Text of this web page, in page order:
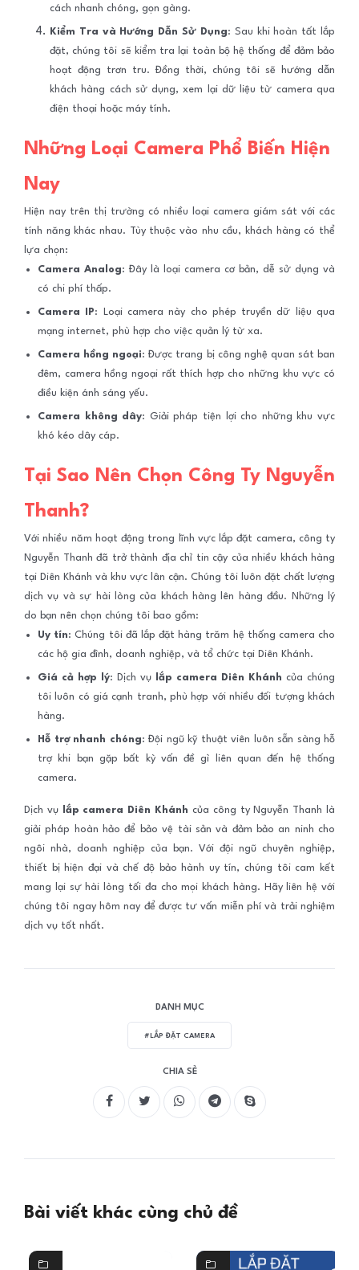
cách nhanh chóng, gọn gàng.
Kiểm Tra và Hướng Dẫn Sử Dụng: Sau khi hoàn tất lắp
đặt, chúng tôi sẽ kiểm tra lại toàn bộ hệ thống để đảm bảo
hoạt động trơn tru. Đồng thời, chúng tôi sẽ hướng dẫn
khách hàng cách sử dụng, xem lại dữ liệu từ camera qua
điện thoại hoặc máy tính.
Những Loại Camera Phổ Biến Hiện
Nay
Hiện nay trên thị trường có nhiều loại camera giám sát với các
tính năng khác nhau. Tùy thuộc vào nhu cầu, khách hàng có thể
lựa chọn:
Camera Analog: Đây là loại camera cơ bản, dễ sử dụng và
có chi phí thấp.
Camera IP: Loại camera này cho phép truyền dữ liệu qua
mạng internet, phù hợp cho việc quản lý từ xa.
Camera hồng ngoại: Được trang bị công nghệ quan sát ban
đêm, camera hồng ngoại rất thích hợp cho những khu vực có
điều kiện ánh sáng yếu.
Camera không dây: Giải pháp tiện lợi cho những khu vực
khó kéo dây cáp.
Tại Sao Nên Chọn Công Ty Nguyễn
Thanh?
Với nhiều năm hoạt động trong lĩnh vực lắp đặt camera, công ty
Nguyễn Thanh đã trở thành địa chỉ tin cậy của nhiều khách hàng
tại Diên Khánh và khu vực lân cận. Chúng tôi luôn đặt chất lượng
dịch vụ và sự hài lòng của khách hàng lên hàng đầu. Những lý
do bạn nên chọn chúng tôi bao gồm:
Uy tín: Chúng tôi đã lắp đặt hàng trăm hệ thống camera cho
các hộ gia đình, doanh nghiệp, và tổ chức tại Diên Khánh.
Giá cả hợp lý: Dịch vụ lắp camera Diên Khánh của chúng
tôi luôn có giá cạnh tranh, phù hợp với nhiều đối tượng khách
hàng.
Hỗ trợ nhanh chóng: Đội ngũ kỹ thuật viên luôn sẵn sàng hỗ
trợ khi bạn gặp bất kỳ vấn đề gì liên quan đến hệ thống
camera.
Dịch vụ lắp camera Diên Khánh của công ty Nguyễn Thanh là
giải pháp hoàn hảo để bảo vệ tài sản và đảm bảo an ninh cho
ngôi nhà, doanh nghiệp của bạn. Với đội ngũ chuyên nghiệp,
thiết bị hiện đại và chế độ bảo hành uy tín, chúng tôi cam kết
mang lại sự hài lòng tối đa cho mọi khách hàng. Hãy liên hệ với
chúng tôi ngay hôm nay để được tư vấn miễn phí và trải nghiệm
dịch vụ tốt nhất.
DANH MỤC
#LẮP ĐẶT CAMERA
CHIA SẺ
Bài viết khác cùng chủ đề